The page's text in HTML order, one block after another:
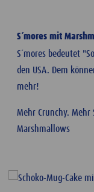
S´mores mit
S´mores bedeutet
den USA. Dem
mehr!
Mehr Crunchy. Mehr
Marshmallows